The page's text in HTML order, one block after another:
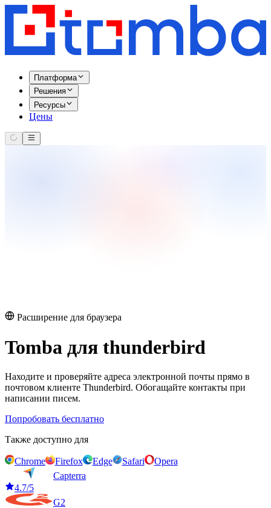
Платформа
Решения
Ресурсы
Цены
Расширение для браузера
Tomba для thunderbird
Находите и проверяйте адреса электронной почты прямо в
почтовом клиенте Thunderbird. Обогащайте контакты при
написании писем.
Попробовать бесплатно
Также доступно для
Chrome Firefox Edge Safari
Opera
Capterra
4.7/5
G2